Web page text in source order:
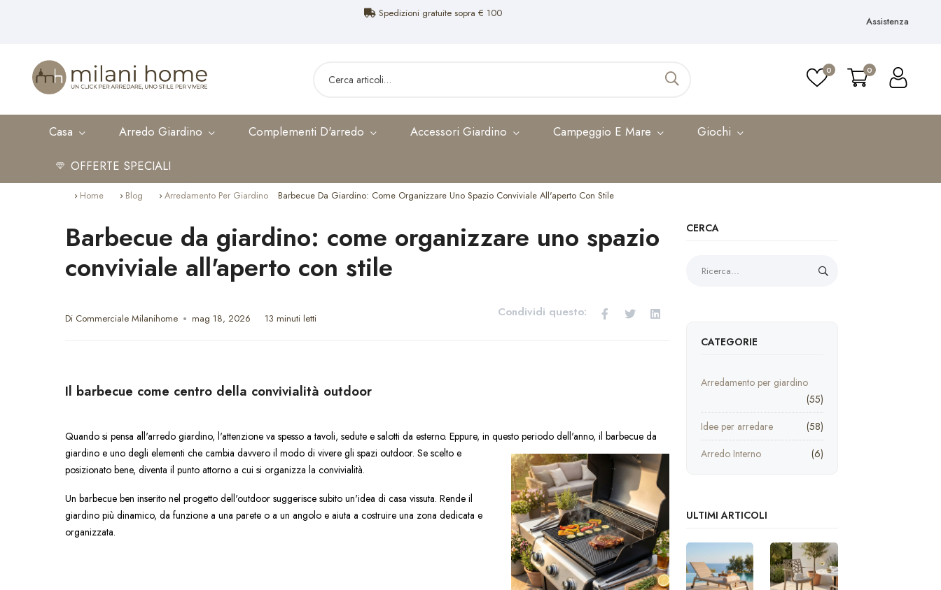
Spedizioni gratuite sopra € 100
Acquisti sicuri con carta, bonifico, Paypal e Klarna
Servizio clienti attivo dal Lunedì al Venerdì 09.00-12.30/14.00-18.00
Assistenza
0 0
Casa Arredo Giardino Complementi D'arredo Accessori Giardino Campeggio E Mare Giochi
OFFERTE SPECIALI
Home Blog Arredamento Per Giardino Barbecue Da Giardino: Come Organizzare Uno Spazio Conviviale All'aperto Con Stile
Barbecue da giardino: come organizzare uno spazio
conviviale all'aperto con stile
Di Commerciale Milanihome mag 18, 2026 13 minuti letti Condividi questo:
Il barbecue come centro della convivialità outdoor
Quando si pensa all'arredo giardino, l'attenzione va spesso a tavoli, sedute e salotti da esterno. Eppure, in questo periodo dell'anno, il barbecue da
giardino e uno degli elementi che cambia davvero il modo di vivere gli spazi outdoor. Se scelto e
posizionato bene, diventa il punto attorno a cui si organizza la convivialità.
Un barbecue ben inserito nel progetto dell'outdoor suggerisce subito un'idea di casa vissuta. Rende il
giardino più dinamico, da funzione a una parete o a un angolo e aiuta a costruire una zona dedicata e
organizzata.
CERCA
CATEGORIE
Arredamento per giardino
(55)
Idee per arredare
(58)
Arredo Interno
(6)
ULTIMI ARTICOLI